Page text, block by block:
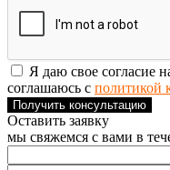
Я даю свое согласие
соглашаюсь с политикой
Получить консультацию
Оставить заявку
мы свяжемся с вами в